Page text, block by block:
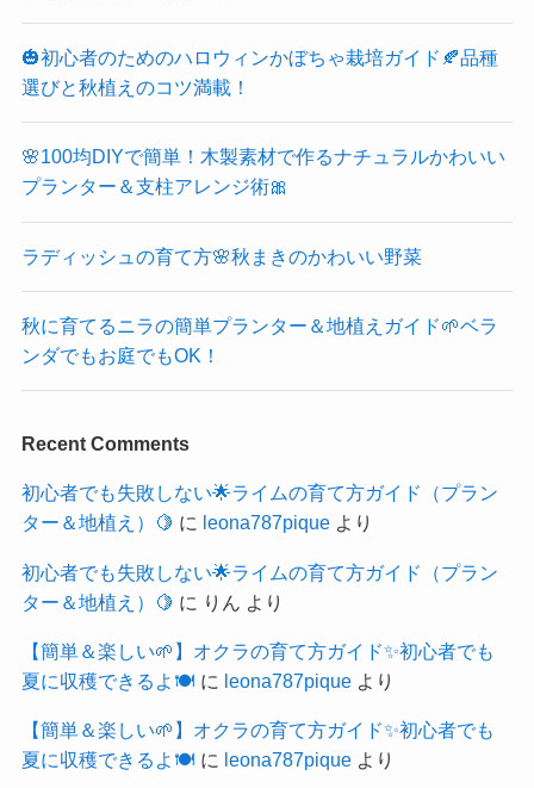
🎃初心者のためのハロウィンかぼちゃ栽培ガイド🍂品種
選びと秋植えのコツ満載！
🌸100均DIYで簡単！木製素材で作るナチュラルかわいい
プランター＆支柱アレンジ術🎀
ラディッシュの育て方🌸秋まきのかわいい野菜
秋に育てるニラの簡単プランター＆地植えガイド🌱ベラ
ンダでもお庭でもOK！
Recent Comments
初心者でも失敗しない🌟ライムの育て方ガイド（プラン
ター＆地植え）🍋 に leona787piqueより
初心者でも失敗しない🌟ライムの育て方ガイド（プラン
ター＆地植え）🍋 に りん より
【簡単＆楽しい🌱】オクラの育て方ガイド✨初心者でも
夏に収穫できるよ🍽️ に leona787piqueより
【簡単＆楽しい🌱】オクラの育て方ガイド✨初心者でも
夏に収穫できるよ🍽️ に leona787piqueより